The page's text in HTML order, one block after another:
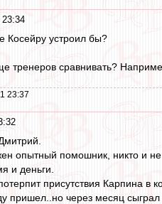
Косейру устроил бы?
тренеров сравнивать?
23:37
опытный помошник, никто и
и деньги.
присутствия Карпина в
пришел..но через месяц сыграл